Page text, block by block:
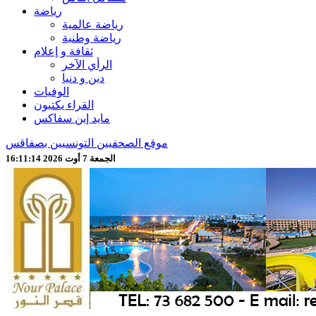
رياضة
رياضة عالمية
رياضة وطنية
ثقافة و إعلام
الرأي الآخر
دين و دنيا
الوفيات
القراء يكتبون
مايد إين سفاكس
موقع الصحفيين التونسيين بصفاقس
الجمعة 7 أوت 2026 16:11:15